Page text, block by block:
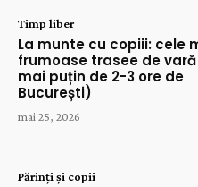
Timp liber
La munte cu copiii: cele
frumoase trasee de
mai puțin de 2-3 ore de
București)
mai 25, 2026
Părinți și copii